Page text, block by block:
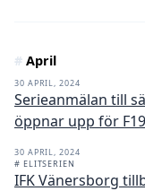
# April
30 APRIL, 2024
Serieanmälan till
öppnar upp för
30 APRIL, 2024
# ELITSERIEN
IFK Vänersborg